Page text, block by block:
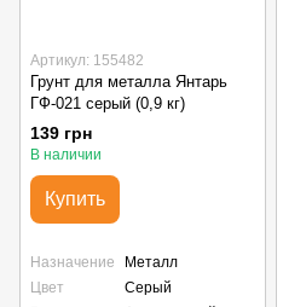
Артикул: 155482
Грунт для металла Янтарь
ГФ-021 серый (0,9 кг)
139 грн
В наличии
Купить
Назначение
Металл
Цвет
Серый